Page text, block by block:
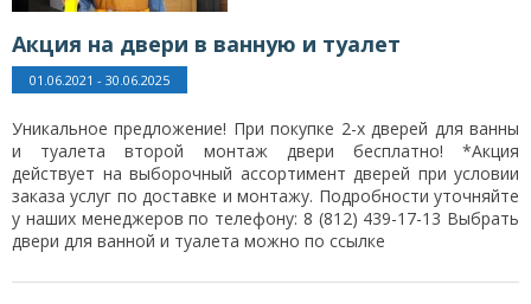
Акция на двери в ванную и туалет
01.06.2021 - 30.06.2025
Уникальное предложение! При покупке 2-х дверей для ванны
и туалета второй монтаж двери бесплатно! *Акция
действует на выборочный ассортимент дверей при условии
заказа услуг по доставке и монтажу. Подробности уточняйте
у наших менеджеров по телефону: 8 (812) 439-17-13 Выбрать
двери для ванной и туалета можно по ссылке